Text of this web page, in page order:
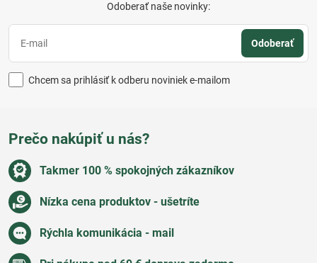
Odoberať naše novinky:
Odoberať
Chcem sa prihlásiť k odberu noviniek e-mailom
Prečo nakúpiť u nás?
Takmer 100 % spokojných zákazníkov
Nízka cena produktov - ušetríte
Rýchla komunikácia - mail